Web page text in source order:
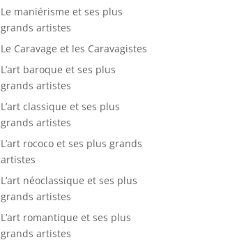
Le maniérisme et ses plus
grands artistes
Le Caravage et les Caravagistes
L’art baroque et ses plus
grands artistes
L’art classique et ses plus
grands artistes
L’art rococo et ses plus grands
artistes
L’art néoclassique et ses plus
grands artistes
L’art romantique et ses plus
grands artistes